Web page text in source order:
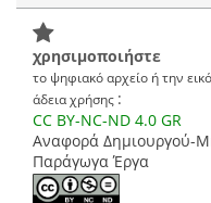
χρησιμοποιήστε
το ψηφιακό αρχείο ή την
άδεια χρήσης :
CC BY-NC-ND 4.0 GR
Αναφορά Δημιουργού-
Παράγωγα Έργα